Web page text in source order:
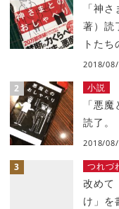
「神
著）読
トた
2018/
小説
「悪
読了。
2018/
つれづ
改めて
け」を